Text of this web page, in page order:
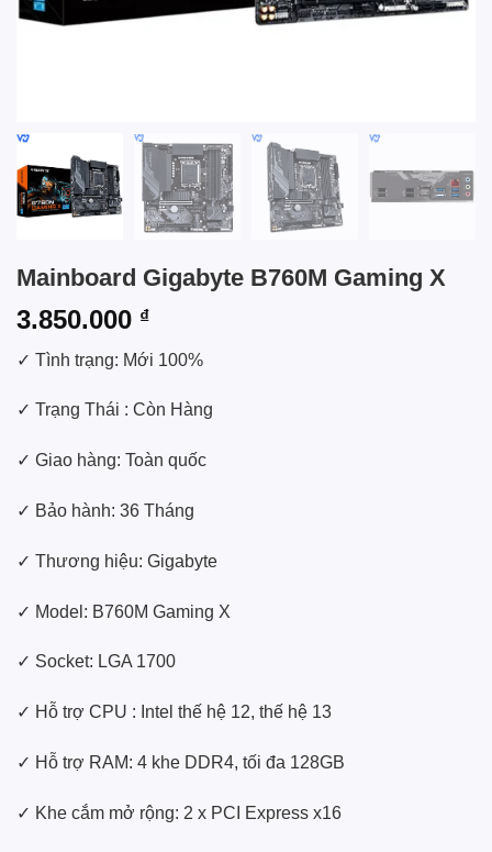
Mainboard Gigabyte B760M Gaming X
3.850.000 ₫
✓ Tình trạng: Mới 100%
✓ Trạng Thái : Còn Hàng
✓ Giao hàng: Toàn quốc
✓ Bảo hành: 36 Tháng
✓ Thương hiệu: Gigabyte
✓ Model: B760M Gaming X
✓ Socket: LGA 1700
✓ Hỗ trợ CPU : Intel thế hệ 12, thế hệ 13
✓ Hỗ trợ RAM: 4 khe DDR4, tối đa 128GB
✓ Khe cắm mở rộng: 2 x PCI Express x16